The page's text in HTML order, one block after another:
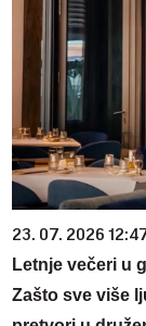
23. 07. 2026
Letnje večeri u
Zašto sve više